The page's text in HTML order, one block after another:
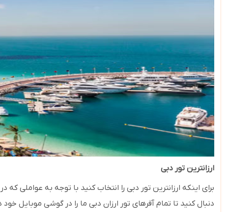
ارزانترین تور دبی
برای اینکه ارزانترین تور دبی را انتخاب کنید با توجه به عواملی
دنبال کنید تا تمام آفرهای تور ارزان دبی ما را در گوشی